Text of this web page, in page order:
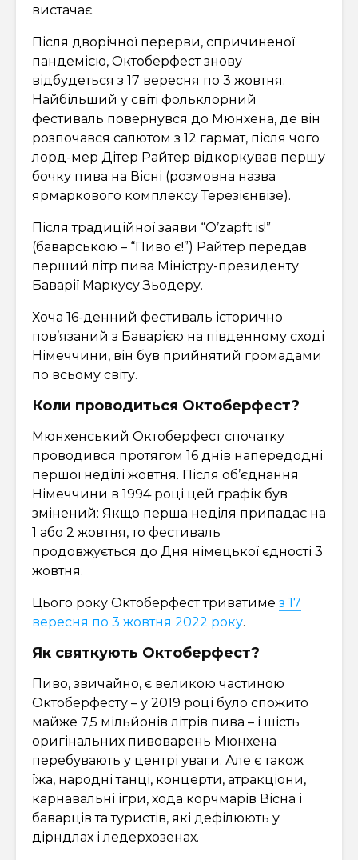
вистачає.
Після дворічної перерви, спричиненої
пандемією, Октоберфест знову
відбудеться з 17 вересня по 3 жовтня.
Найбільший у світі фольклорний
фестиваль повернувся до Мюнхена, де він
розпочався салютом з 12 гармат, після чого
лорд-мер Дітер Райтер відкоркував першу
бочку пива на Вісні (розмовна назва
ярмаркового комплексу Терезієнвізе).
Після традиційної заяви “O’zapft is!”
(баварською – “Пиво є!”) Райтер передав
перший літр пива Міністру-президенту
Баварії Маркусу Зьодеру.
Хоча 16-денний фестиваль історично
пов’язаний з Баварією на південному сході
Німеччини, він був прийнятий громадами
по всьому світу.
Коли проводиться Октоберфест?
Мюнхенський Октоберфест спочатку
проводився протягом 16 днів напередодні
першої неділі жовтня. Після об’єднання
Німеччини в 1994 році цей графік був
змінений: Якщо перша неділя припадає на
1 або 2 жовтня, то фестиваль
продовжується до Дня німецької єдності 3
жовтня.
Цього року Октоберфест триватиме з 17
вересня по 3 жовтня 2022 року.
Як святкують Октоберфест?
Пиво, звичайно, є великою частиною
Октоберфесту – у 2019 році було спожито
майже 7,5 мільйонів літрів пива – і шість
оригінальних пивоварень Мюнхена
перебувають у центрі уваги. Але є також
їжа, народні танці, концерти, атракціони,
карнавальні ігри, хода корчмарів Вісна і
баварців та туристів, які дефілюють у
дірндлах і ледерхозенах.